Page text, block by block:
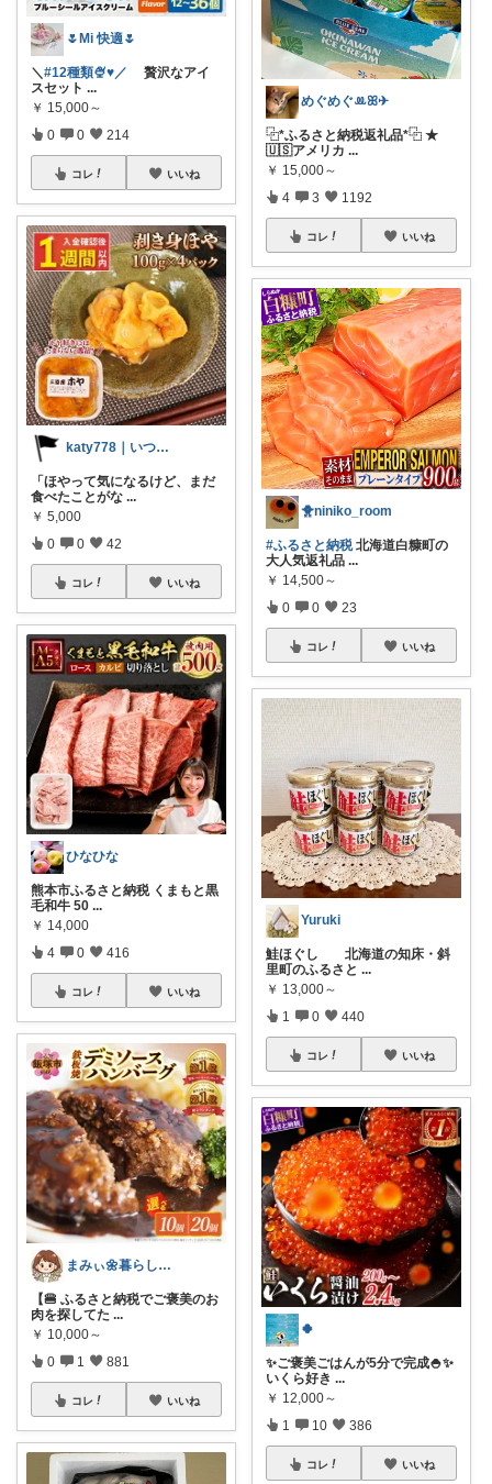
🌷Mi 快適🌷
＼ #12種類🍨♥️／ 贅沢なアイ
スセット ...
￥ 15,000～
0 0 214
コレ いいね
katy778｜いつも有難うございます✨
「ほやって気になるけど、まだ
食べたことがな ...
￥ 5,000
0 0 42
コレ いいね
ひなひな
熊本市ふるさと納税 くまもと黒
毛和牛 50 ...
￥ 14,000
4 0 416
コレ いいね
まみぃ🌼暮らしの便利グッズ｜毎日朝コレ
【🍔 ふるさと納税でご褒美のお
肉を探してた ...
￥ 10,000～
0 1 881
コレ いいね
めぐめぐꔛꕤ✈︎
⿻*ふるさと納税返礼品*⿻ ★
🇺🇸アメリカ ...
￥ 15,000～
4 3 1192
コレ いいね
🐥niniko_room
#ふるさと納税北海道白糠町の
大人気返礼品 ...
￥ 14,500～
0 0 23
コレ いいね
Yuruki
鮭ほぐし 北海道の知床・斜
里町のふるさと ...
￥ 13,000～
1 0 440
コレ いいね
🍀
✨ご褒美ごはんが5分で完成🍚✨
いくら好き ...
￥ 12,000～
1 10 386
コレ いいね